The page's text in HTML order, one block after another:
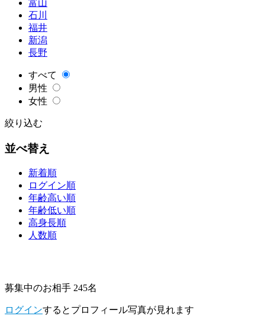
富山
石川
福井
新潟
長野
すべて
男性
女性
絞り込む
並べ替え
新着順
ログイン順
年齢高い順
年齢低い順
高身長順
人数順
募集中のお相手 245名
ログインするとプロフィール写真が見れます